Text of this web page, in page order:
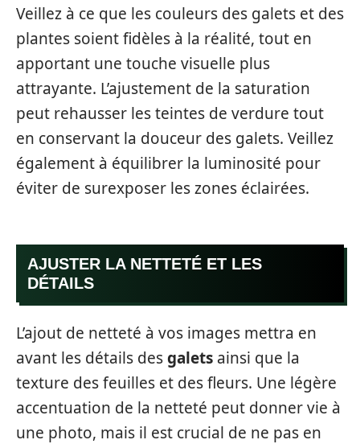
Veillez à ce que les couleurs des galets et des
plantes soient fidèles à la réalité, tout en
apportant une touche visuelle plus
attrayante. L’ajustement de la saturation
peut rehausser les teintes de verdure tout
en conservant la douceur des galets. Veillez
également à équilibrer la luminosité pour
éviter de surexposer les zones éclairées.
AJUSTER LA NETTETÉ ET LES
DÉTAILS
L’ajout de netteté à vos images mettra en
avant les détails desgalets ainsi que la
texture des feuilles et des fleurs. Une légère
accentuation de la netteté peut donner vie à
une photo, mais il est crucial de ne pas en